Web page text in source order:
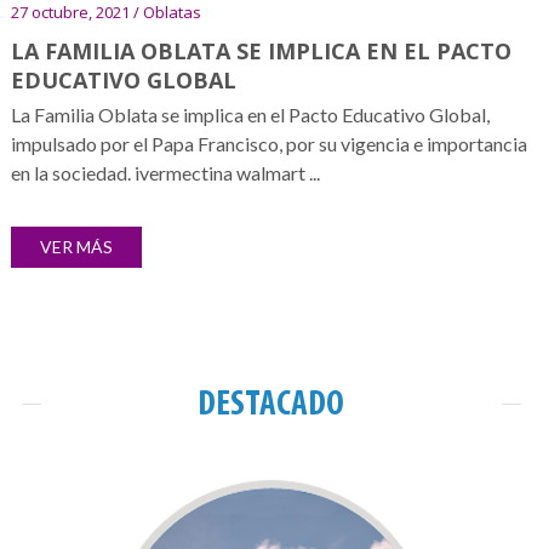
27 octubre, 2021 / Oblatas
LA FAMILIA OBLATA SE IMPLICA EN EL PACTO
EDUCATIVO GLOBAL
La Familia Oblata se implica en el Pacto Educativo Global,
impulsado por el Papa Francisco, por su vigencia e importancia
en la sociedad. ivermectina walmart ...
VER MÁS
DESTACADO